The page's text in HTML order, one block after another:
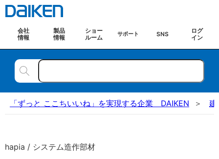
会社
情報
製品
情報
ショー
ルーム
サポート SNS
ログ
イン
「ずっと ここちいいね」を実現する企業 DAIKEN 建
hapia / システム造作部材